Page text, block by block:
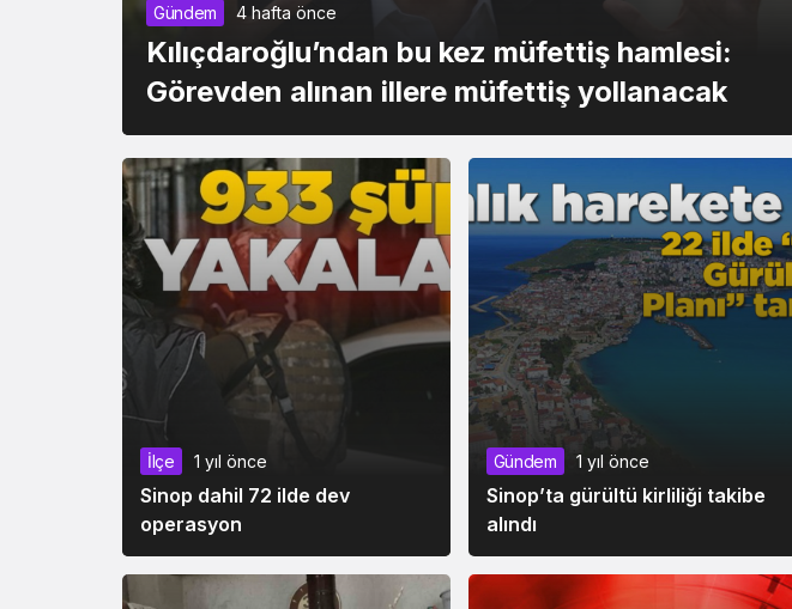
Gündem 4 hafta önce
Kılıçdaroğlu’ndan bu kez müfettiş hamlesi:
Görevden alınan illere müfettiş yollanacak
İlçe 1 yıl önce
Sinop dahil 72 ilde dev
operasyon
Gündem 1 yıl önce
Sinop’ta gürültü kirliliği takibe
alındı